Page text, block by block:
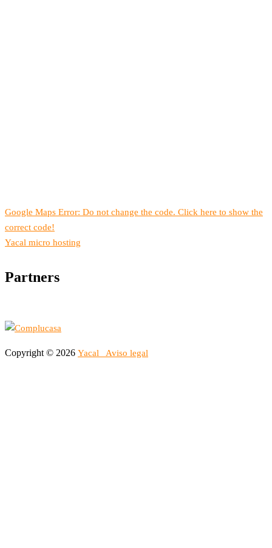
Google Maps Error: Do not change the code. Click here to show the
correct code!
Yacal micro hosting
Partners
Copyright © 2026 Yacal Aviso legal